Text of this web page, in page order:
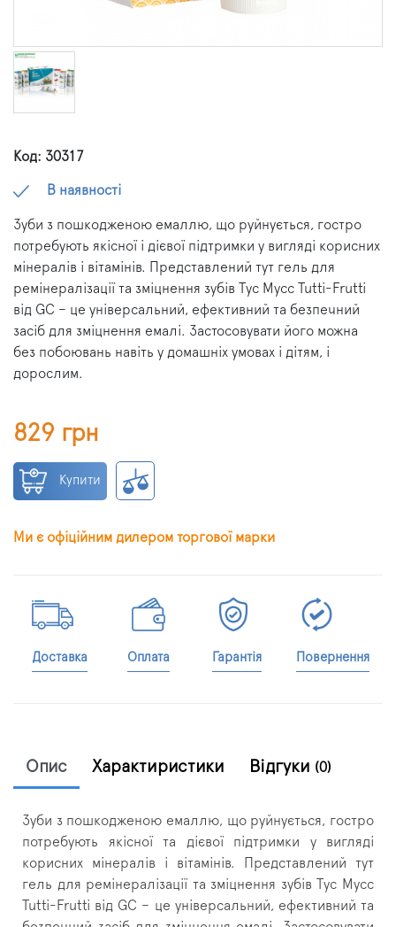
Код: 30317
В наявності
Зуби з пошкодженою емаллю, що руйнується, гостро
потребують якісної і дієвої підтримки у вигляді корисних
мінералів і вітамінів. Представлений тут гель для
ремінералізації та зміцнення зубів Тус Мусс Tutti-Frutti
від GC – це універсальний, ефективний та безпечний
засіб для зміцнення емалі. Застосовувати його можна
без побоювань навіть у домашніх умовах і дітям, і
дорослим.
829 грн
Купити
Ми є офіційним дилером торгової марки
Доставка Оплата Гарантія Повернення
Опис Характиристики Відгуки (0)
Зуби з пошкодженою емаллю, що руйнується, гостро
потребують якісної та дієвої підтримки у вигляді
корисних мінералів і вітамінів. Представлений тут
гель для ремінералізації та зміцнення зубів Тус Мусс
Tutti-Frutti від GC – це універсальний, ефективний та